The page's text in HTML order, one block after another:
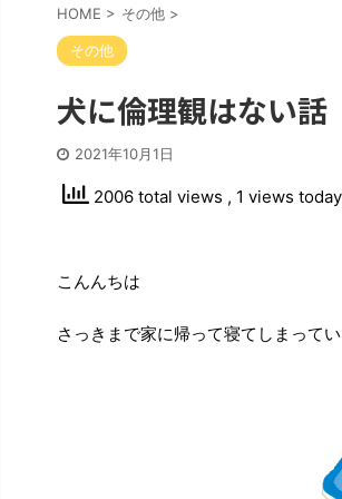
HOME > その他 >
その他
犬に倫理観はない話
2021年10月1日
2006 total views , 1 views today
こんんちは
さっきまで家に帰って寝てしまって